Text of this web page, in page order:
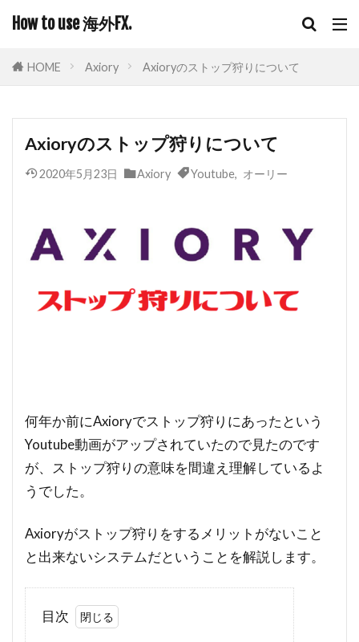
How to use 海外FX.
HOME Axiory Axioryのストップ狩りについて
Axioryのストップ狩りについて
2020年5月23日 Axiory Youtube, オーリー
何年か前にAxioryでストップ狩りにあったという
Youtube動画がアップされていたので見たのです
が、ストップ狩りの意味を間違え理解しているよ
うでした。
Axioryがストップ狩りをするメリットがないこと
と出来ないシステムだということを解説します。
目次